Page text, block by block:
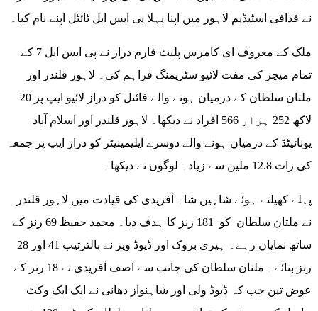
نے قذافی اسٹیڈیم لاہور میں اپنا پہلا پی ایس ایل ٹائٹل اپنے نام کیا۔
ملک کے معروف ای کامرس پلیٹ فارم دراز نے پی ایس ایل 7 کے
تمام میچز کی مفت لائیو سٹریمنگ فراہم کی۔ لاہور قلندر اور
ملتان سلطان کے درمیان ہونے والے فائنل کو دراز لائیو ایپ پر 20
لاکھ 252 ہزار 566 افراد نے دیکھا۔ لاہور قلندر اور اسلام آباد
یونائیٹڈ کے درمیان ہونے والے دوسرے ایلیمینیٹر کو دراز ایپ پر جمعہ
کی رات 12.8 ملین سے زیادہ لوگوں نے دیکھا۔
پہلے کھیلتے ہوئے شاہین شاہ آفریدی کی قیادت میں لاہور قلندر
نے ملتان سلطان کو 181 رنز کا ہدف دیا۔ محمد حفیظ 69 رنز کے
ساتھ نمایاں رہے۔ ہیری بروک اور ڈیوڈ ویز نے بالترتیب 41 اور 28
رنز بنائے۔ ملتان سلطان کی جانب سے آصف آفریدی نے 18 رنز کے
عوض تین جب کہ ڈیوڈ ولی اور شاہنواز دھانی نے ایک ایک وکٹ